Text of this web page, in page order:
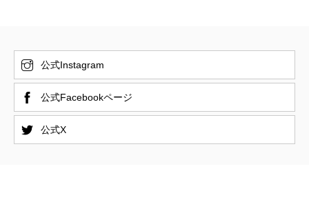
公式Instagram
公式Facebookページ
公式X